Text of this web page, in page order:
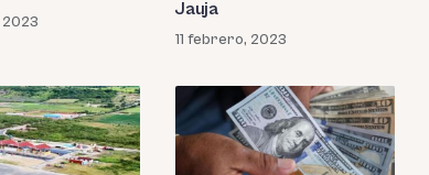
Jauja
11 febrero, 2023